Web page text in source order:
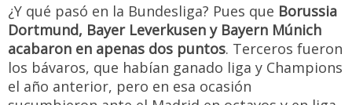
¿Y qué pasó en la Bundesliga? Pues que Borussia
Dortmund, Bayer Leverkusen y Bayern Múnich
acabaron en apenas dos puntos. Terceros fueron
los bávaros, que habían ganado liga y Champions
el año anterior, pero en esa ocasión